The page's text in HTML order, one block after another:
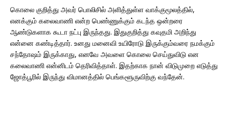
கொலை குறித்து அவர் பொலிசில் அளித்துள்ள வாக்குமூலத்தில்,
எனக்கும் கலைவாணி என்ற பெண்ணுக்கும் கடந்த ஒன்றரை
ஆண்டுகளாக கூடா நட்பு இருந்தது. இதுகுறித்து கவுதமி அறிந்து
என்னை கண்டித்தார். உனது மனைவி உயிரோடு இருக்கும்வரை நமக்கும்
சந்தோஷம் இருக்காது, எனவே அவளை கொலை செய்துவிடு என
கலைவாணி என்னிடம் தெரிவித்தாள். இதற்காக நான் விடுமுறை எடுத்து
ஜோத்பூரில் இருந்து விமானத்தில் பெங்களூருவிற்கு வந்தேன்.